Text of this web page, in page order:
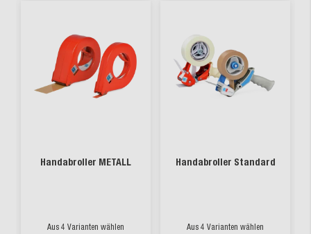
Handabroller METALL
Aus 4 Varianten wählen
Handabroller Standard
Aus 4 Varianten wählen